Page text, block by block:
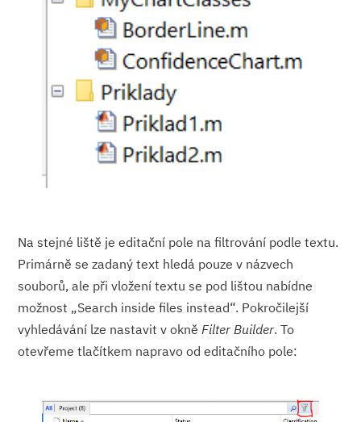
Na stejné liště je editační pole na filtrování podle textu.
Primárně se zadaný text hledá pouze v názvech
souborů, ale při vložení textu se pod lištou nabídne
možnost „Search inside files instead“. Pokročilejší
vyhledávání lze nastavit v okněFilter Builder. To
otevřeme tlačítkem napravo od editačního pole: